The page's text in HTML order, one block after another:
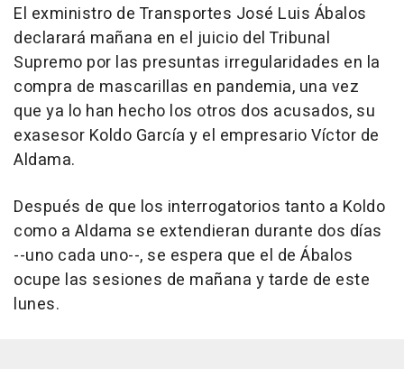
El exministro de Transportes José Luis Ábalos
declarará mañana en el juicio del Tribunal
Supremo por las presuntas irregularidades en la
compra de mascarillas en pandemia, una vez
que ya lo han hecho los otros dos acusados, su
exasesor Koldo García y el empresario Víctor de
Aldama.
Después de que los interrogatorios tanto a Koldo
como a Aldama se extendieran durante dos días
--uno cada uno--, se espera que el de Ábalos
ocupe las sesiones de mañana y tarde de este
lunes.